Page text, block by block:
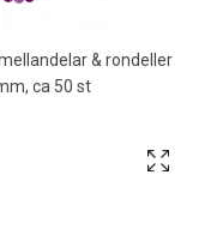
& rondeller
ca 50 st